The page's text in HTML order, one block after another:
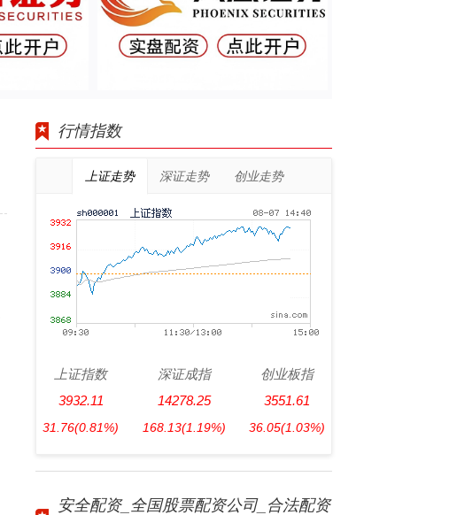
行情指数
上证走势 深证走势 创业走势
上证指数
3932.11
31.76(0.81%)
深证成指
14278.25
168.13(1.19%)
创业板指
3551.61
36.05(1.03%)
安全配资_全国股票配资公司_合法配资